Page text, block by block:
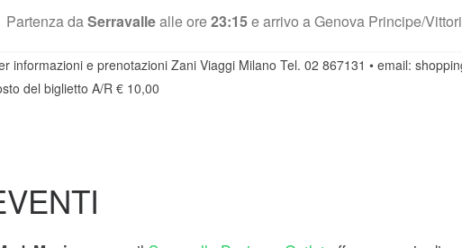
Partenza daSerravallealle ore23:15e arrivo a Genova Principe/
informazioni e prenotazioni Zani Viaggi Milano Tel. 02 867131 • email:
del biglietto A/R € 10,00